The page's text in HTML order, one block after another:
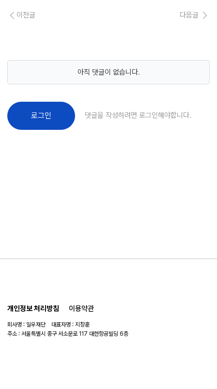
이전글 다음글
아직 댓글이 없습니다.
로그인 댓글을 작성하려면 로그인해야합니다.
개인정보 처리방침 이용약관
회사명 : 일우재단 대표자명 : 지창훈
주소 : 서울특별시 중구 서소문로 117 대한항공빌딩 6층